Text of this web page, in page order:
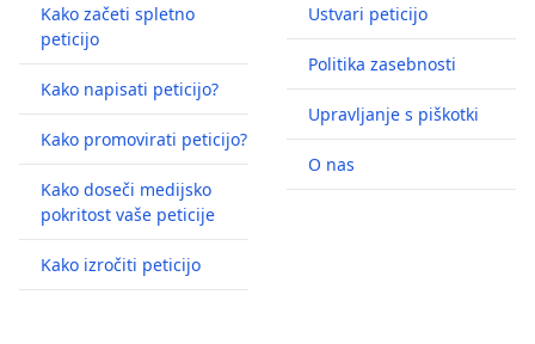
Kako začeti spletno
peticijo
Kako napisati peticijo?
Kako promovirati peticijo?
Kako doseči medijsko
pokritost vaše peticije
Kako izročiti peticijo
Ustvari peticijo
Politika zasebnosti
Upravljanje s piškotki
O nas